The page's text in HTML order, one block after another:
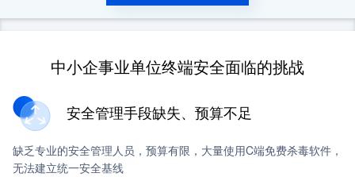
中小企事业单位终端安全面临的挑战
安全管理手段缺失、预算不足
缺乏专业的安全管理人员，预算有限，大量使用C端免费杀毒软件，
无法建立统一安全基线